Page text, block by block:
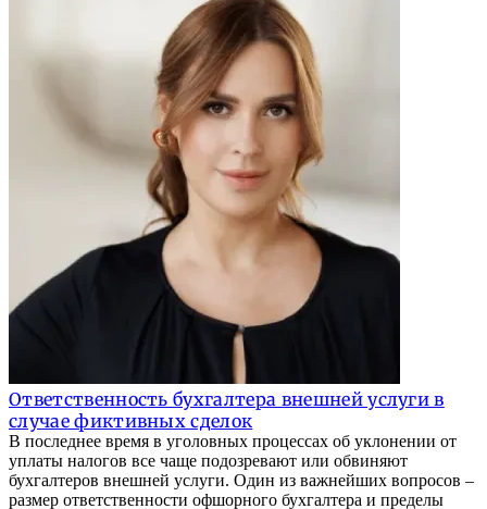
Ответственность бухгалтера внешней услуги в
случае фиктивных сделок
В последнее время в уголовных процессах об уклонении от
уплаты налогов все чаще подозревают или обвиняют
бухгалтеров внешней услуги. Один из важнейших вопросов –
размер ответственности офшорного бухгалтера и пределы